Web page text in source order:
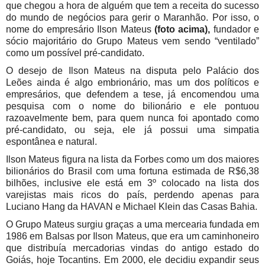
que chegou a hora de alguém que tem a receita do sucesso
do mundo de negócios para gerir o Maranhão. Por isso, o
nome do empresário Ilson Mateus (foto acima), fundador e
sócio majoritário do Grupo Mateus vem sendo “ventilado”
como um possível pré-candidato.
O desejo de Ilson Mateus na disputa pelo Palácio dos
Leões ainda é algo embrionário, mas um dos políticos e
empresários, que defendem a tese, já encomendou uma
pesquisa com o nome do bilionário e ele pontuou
razoavelmente bem, para quem nunca foi apontado como
pré-candidato, ou seja, ele já possui uma simpatia
espontânea e natural.
Ilson Mateus figura na lista da Forbes como um dos maiores
bilionários do Brasil com uma fortuna estimada de R$6,38
bilhões, inclusive ele está em 3º colocado na lista dos
varejistas mais ricos do país, perdendo apenas para
Luciano Hang da HAVAN e Michael Klein das Casas Bahia.
O Grupo Mateus surgiu graças a uma mercearia fundada em
1986 em Balsas por Ilson Mateus, que era um caminhoneiro
que distribuía mercadorias vindas do antigo estado do
Goiás, hoje Tocantins. Em 2000, ele decidiu expandir seus